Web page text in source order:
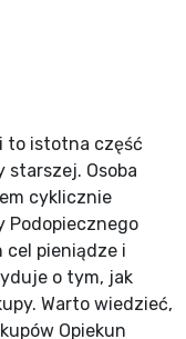
to istotna część
starszej. Osoba
cyklicznie
Podopiecznego
cel pieniądze i
o tym, jak
Warto wiedzieć,
Opiekun